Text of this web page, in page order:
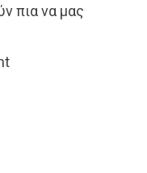
πια να μας